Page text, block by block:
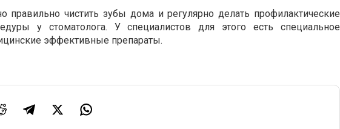
правильно чистить зубы дома и регулярно делать профилактические
у стоматолога. У специалистов для этого есть специальное
эффективные препараты.